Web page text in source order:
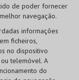
de poder fornecer
navegação.
informações
ficheiros,
no dispositivo
telemóvel. A
do